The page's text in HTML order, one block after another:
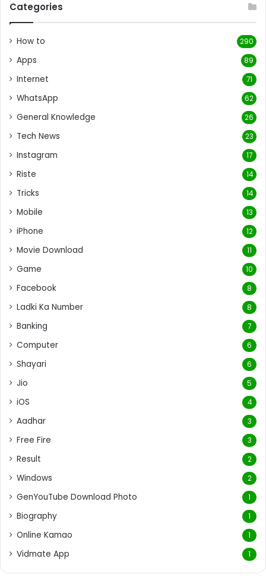
Categories
How to 290
Apps 89
Internet 71
WhatsApp 62
General Knowledge 26
Tech News 23
Instagram 17
Riste 14
Tricks 14
Mobile 13
iPhone 12
Movie Download 11
Game 10
Facebook 8
Ladki Ka Number 8
Banking 7
Computer 6
Shayari 6
Jio 5
iOS 4
Aadhar 3
Free Fire 3
Result 2
Windows 2
GenYouTube Download Photo 1
Biography 1
Online Kamao 1
Vidmate App 1